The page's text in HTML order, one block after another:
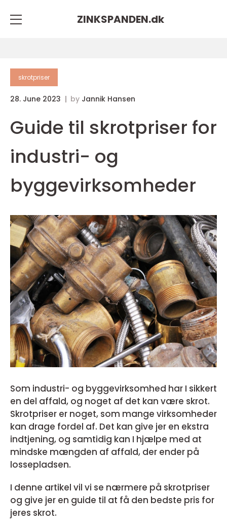
ZINKSPANDEN.dk
skrotpriser
28. June 2023 by Jannik Hansen
Guide til skrotpriser for
industri- og
byggevirksomheder
Som industri- og byggevirksomhed har I sikkert
en del affald, og noget af det kan være skrot.
Skrotpriser er noget, som mange virksomheder
kan drage fordel af. Det kan give jer en ekstra
indtjening, og samtidig kan I hjælpe med at
mindske mængden af affald, der ender på
lossepladsen.
I denne artikel vil vi se nærmere på skrotpriser
og give jer en guide til at få den bedste pris for
jeres skrot.